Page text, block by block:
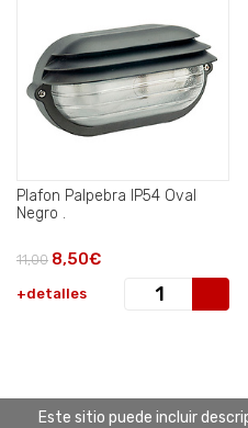
Plafon Palpebra IP54 Oval
Negro .
11,00 8,50€
+detalles
Este sitio puede incluir